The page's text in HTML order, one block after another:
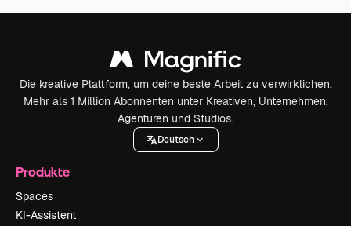
Die kreative Plattform, um deine beste Arbeit zu verwirklichen.
Mehr als 1 Million Abonnenten unter Kreativen, Unternehmen,
Agenturen und Studios.
Deutsch
Produkte
Spaces
KI-Assistent